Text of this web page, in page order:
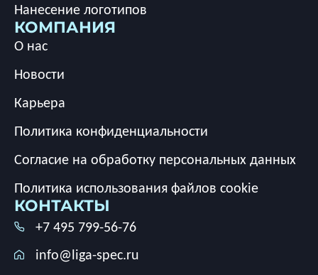
Нанесение логотипов
КОМПАНИЯ
О нас
Новости
Карьера
Политика конфиденциальности
Согласие на обработку персональных данных
Политика использования файлов cookie
КОНТАКТЫ
+7 495 799-56-76
info@liga-spec.ru